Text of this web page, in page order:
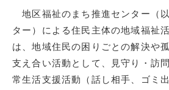
地区福祉のまち推進センター（
ター）による住民主体の地域福祉
は、地域住民の困りごとの解決や
支え合い活動として、見守り・訪
常生活支援活動（話し相手、ゴミ